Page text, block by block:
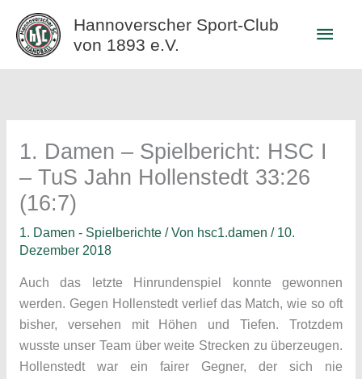
Inhalt
springen
Hannoverscher Sport-Club
von 1893 e.V.
1. Damen – Spielbericht: HSC I
– TuS Jahn Hollenstedt 33:26
(16:7)
1. Damen - Spielberichte/ Von hsc1.damen / 10.
Dezember 2018
Auch das letzte Hinrundenspiel konnte gewonnen
werden. Gegen Hollenstedt verlief das Match, wie so oft
bisher, versehen mit Höhen und Tiefen. Trotzdem
wusste unser Team über weite Strecken zu überzeugen.
Hollenstedt war ein fairer Gegner, der sich nie